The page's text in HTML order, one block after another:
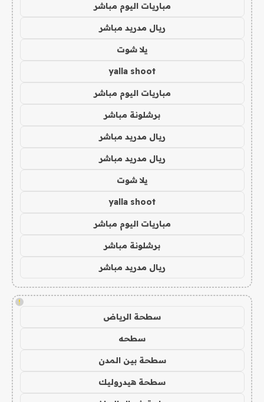
مباريات اليوم مباشر
ريال مدريد مباشر
يلا شوت
yalla shoot
مباريات اليوم مباشر
برشلونة مباشر
ريال مدريد مباشر
ريال مدريد مباشر
يلا شوت
yalla shoot
مباريات اليوم مباشر
برشلونة مباشر
ريال مدريد مباشر
!
سطحة الرياض
سطحه
سطحة بين المدن
سطحة هيدروليك